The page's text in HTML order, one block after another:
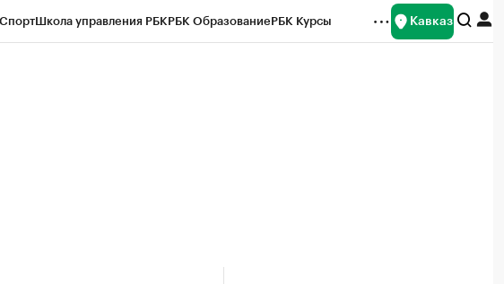
СпортШкола управления РБКРБК ОбразованиеРБК Курсы Кавказ